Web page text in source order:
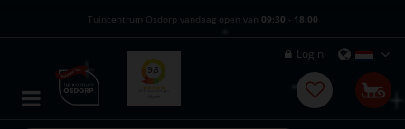
Tuincentrum Osdorp vandaag open van 09:30 - 18:00
Login